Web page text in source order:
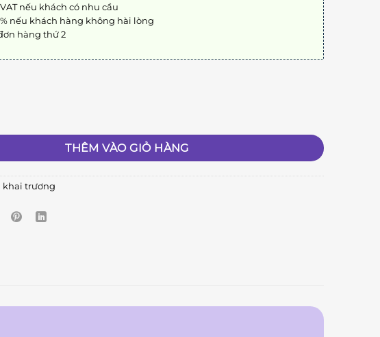
nếu khách có nhu cầu
nếu khách hàng không hài lòng
hàng thứ 2
7 số lượng
THÊM VÀO GIỎ HÀNG
khai trương